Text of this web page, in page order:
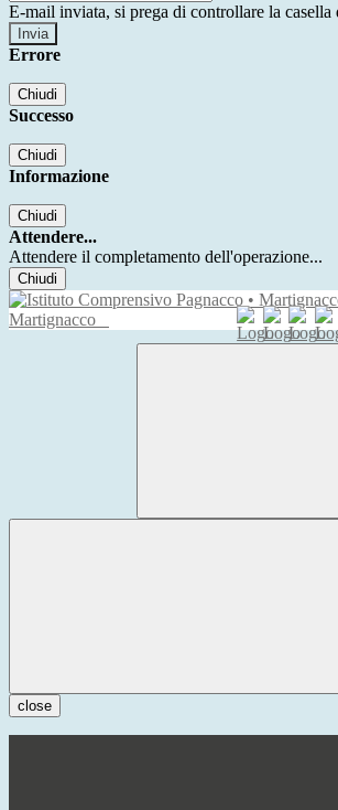
E-mail inviata, si prega di controllare la casella
Errore
Chiudi
Successo
Chiudi
Informazione
Chiudi
Attendere...
Attendere il completamento dell'operazione...
Chiudi
Martignacco
close